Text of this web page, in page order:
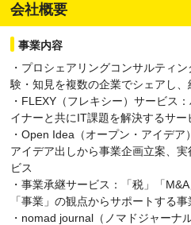
会社概要
事業内容
・プロシェアリングコンサルティ
験・知見を複数の企業でシェアし
・FLEXY（フレキシー）サービス
イナーと共にIT課題を解決するサー
・Open Idea（オープン・アイデア
アイデア出しから事業企画立案、
ビス
・事業承継サービス：「税」「
「事業」の観点からサポートする
・nomad journal（ノマドジャーナ